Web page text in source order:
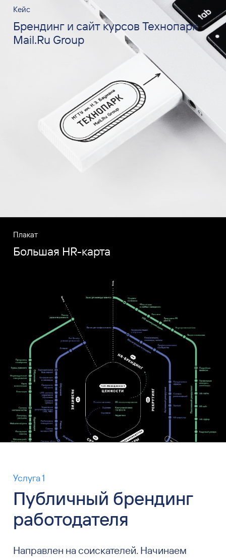
Кейс
Брендинг и сайт курсов Технопарк
Mail.Ru Group
Плакат
Большая HR-карта
Услуга 1
Публичный брендинг
работодателя
Направлен на соискателей. Начинаем